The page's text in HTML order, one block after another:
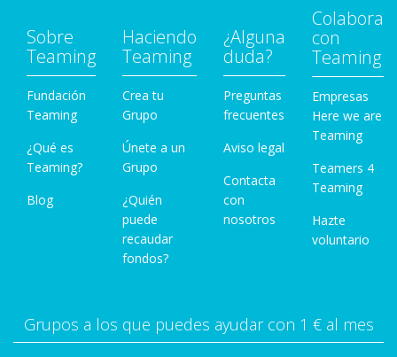
Sobre
Teaming
Fundación
Teaming
¿Qué es
Teaming?
Blog
Haciendo
Teaming
Crea tu
Grupo
Únete a un
Grupo
¿Quién
puede
recaudar
fondos?
¿Alguna
duda?
Preguntas
frecuentes
Aviso legal
Contacta
con
nosotros
Colabora
con
Teaming
Empresas
Here we are
Teaming
Teamers 4
Teaming
Hazte
voluntario
Grupos a los que puedes ayudar con 1 € al mes